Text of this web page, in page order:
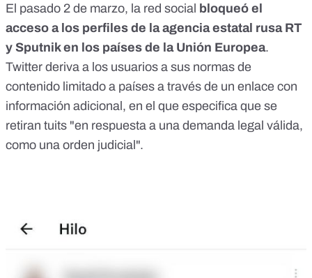
El pasado 2 de marzo, la red social bloqueó el
acceso a los perfiles de la agencia estatal rusa RT
y Sputnik en los países de la Unión Europea.
Twitter deriva a los usuarios a sus normas de
contenido limitado a países a través de un enlace con
información adicional , en el que especifica que se
retiran tuits "en respuesta a una demanda legal válida,
como una orden judicial".